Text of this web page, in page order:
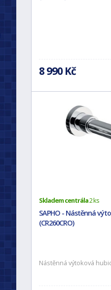
8 990 Kč
Skladem centrála2 ks
SAPHO - Nástěnná
(CR260CRO)
Nástěnná výtoková